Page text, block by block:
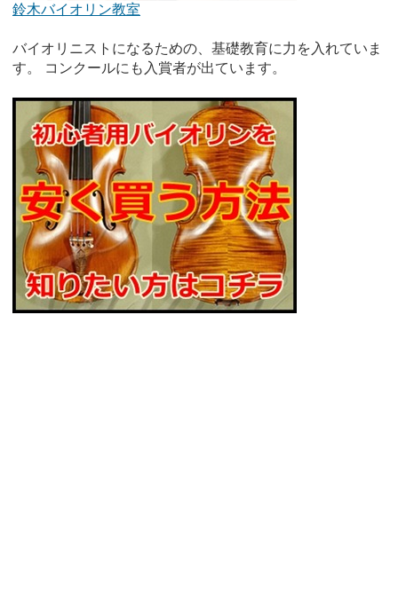
鈴木バイオリン教室
バイオリニストになるための、基礎教育に力を入れていま
す。 コンクールにも入賞者が出ています。